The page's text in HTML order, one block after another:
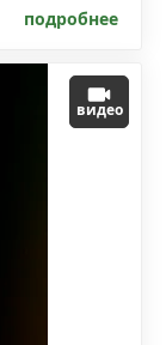
подробнее
видео